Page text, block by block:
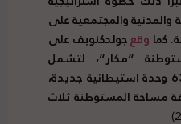
والمدنية والمجتمعية على
.كما وقعجولدكنوبف على
“مكار“، لتشمل
وحدة استيطانية جديدة،
مساحة المستوطنة ثلاث